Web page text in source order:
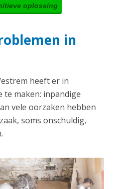
oplossing
in
heeft er in
te maken: inpandige
vele oorzaken hebben
soms onschuldig,